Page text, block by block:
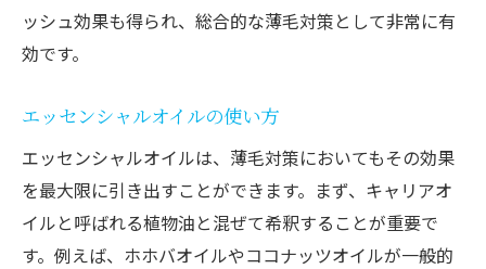
ッシュ効果も得られ、総合的な薄毛対策として非常に有
効です。
エッセンシャルオイルの使い方
エッセンシャルオイルは、薄毛対策においてもその効果
を最大限に引き出すことができます。まず、キャリアオ
イルと呼ばれる植物油と混ぜて希釈することが重要で
す。例えば、ホホバオイルやココナッツオイルが一般的